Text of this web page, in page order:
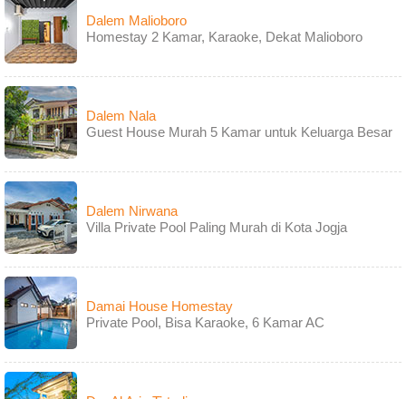
Dalem Malioboro
Homestay 2 Kamar, Karaoke, Dekat Malioboro
Dalem Nala
Guest House Murah 5 Kamar untuk Keluarga Besar
Dalem Nirwana
Villa Private Pool Paling Murah di Kota Jogja
Damai House Homestay
Private Pool, Bisa Karaoke, 6 Kamar AC